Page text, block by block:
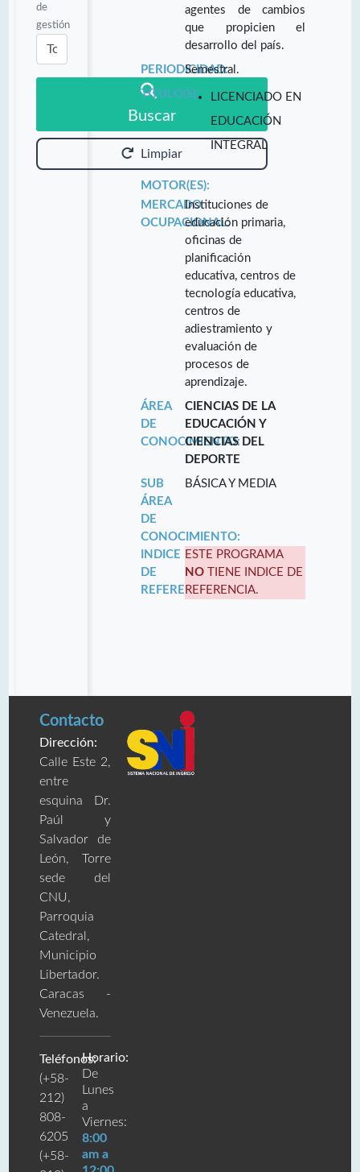
de
gestión
Buscar
Limpiar
agentes de cambios
que propicien el
desarrollo del país.
PERIODICIDAD:
Semestral.
TITULO(S):
LICENCIADO EN
EDUCACIÓN
INTEGRAL
MOTOR(ES):
MERCADO
OCUPACIONAL:
Instituciones de
educación primaria,
oficinas de
planificación
educativa, centros de
tecnología educativa,
centros de
adiestramiento y
evaluación de
procesos de
aprendizaje.
ÁREA
DE
CONOCIMIENTO:
CIENCIAS DE LA
EDUCACIÓN Y
CIENCIAS DEL
DEPORTE
SUB
ÁREA
DE
CONOCIMIENTO:
BÁSICA Y MEDIA
INDICE
DE
REFERENCIA:
ESTE PROGRAMA
NO TIENE INDICE DE
REFERENCIA.
Contacto
Dirección:
Calle Este 2,
entre
esquina Dr.
Paúl y
Salvador de
León, Torre
sede del
CNU,
Parroquia
Catedral,
Municipio
Libertador.
Caracas -
Venezuela.
Teléfonos:
(+58-
212)
808-
6205
(+58-
Horario:
De
Lunes
a
Viernes:
8:00
am a